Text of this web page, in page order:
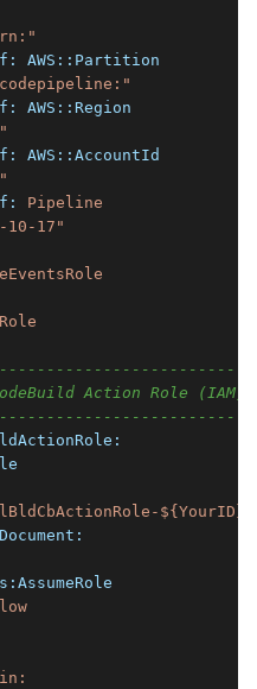
AWS::Partition
AWS::Region
AWS::AccountId
Pipeline
10-17"
Action Role (IAM)
${YourID}